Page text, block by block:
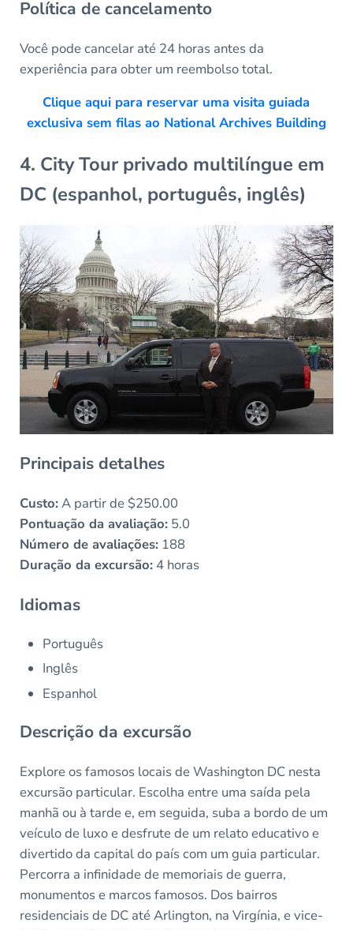
Política de cancelamento
Você pode cancelar até 24 horas antes da
experiência para obter um reembolso total.
Clique aqui para reservar uma visita guiada
exclusiva sem filas ao National Archives Building
4. City Tour privado multilíngue em
DC (espanhol, português, inglês)
Principais detalhes
Custo:A partir de $250.00
Pontuação da avaliação:5.0
Número de avaliações:188
Duração da excursão:4 horas
Idiomas
Português
Inglês
Espanhol
Descrição da excursão
Explore os famosos locais de Washington DC nesta
excursão particular. Escolha entre uma saída pela
manhã ou à tarde e, em seguida, suba a bordo de um
veículo de luxo e desfrute de um relato educativo e
divertido da capital do país com um guia particular.
Percorra a infinidade de memoriais de guerra,
monumentos e marcos famosos. Dos bairros
residenciais de DC até Arlington, na Virgínia, e vice-